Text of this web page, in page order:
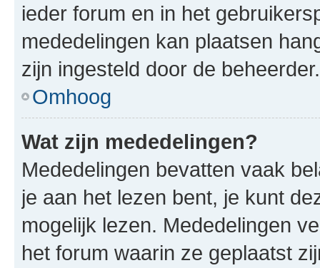
ieder forum en in het
mededelingen kan plaatsen
zijn ingesteld door de beheerder.
Omhoog
Wat zijn mededelingen?
Mededelingen bevatten vaak
je aan het lezen bent, je kunt
mogelijk lezen. Mededelingen
het forum waarin ze geplaatst